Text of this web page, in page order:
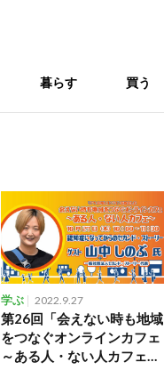
暮らす 買う
学ぶ 2022.9.27
第26回「会えない時も地域
をつなぐオンラインカフェ
～ある人・ない人カフェ